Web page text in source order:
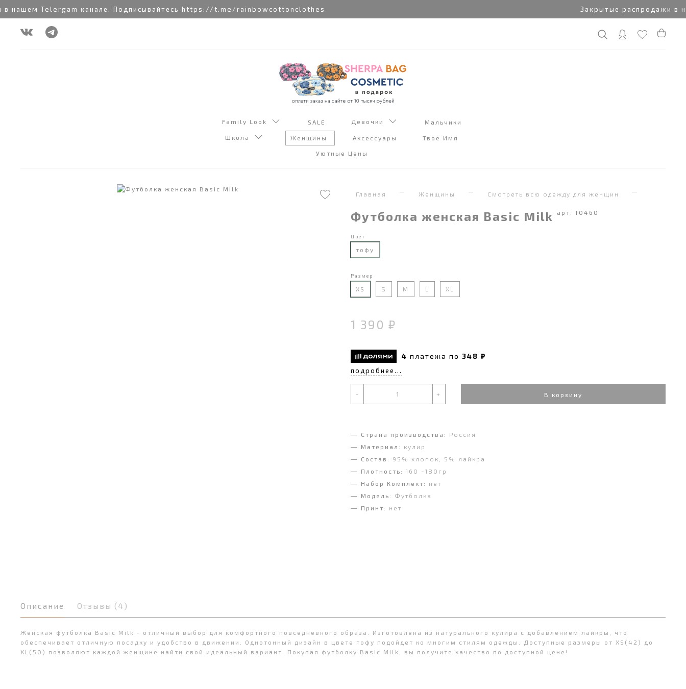
нашем Telergam канале. Подписывайтесь https://t.me/rainbowcottonclothes Закрытые распродажи в
Family Look SALE Девочки Мальчики
Школа Женщины Аксессуары Твое Имя
Уютные Цены
Главная Женщины Смотреть всю одежду для женщин
Футболка женская Basic Milk арт. f0460
Цвет
тофу
Размер
XS S M L XL
1 390 ₽
4 платежа по 348 ₽
подробнее...
- + В корзину
Страна производства:
Россия
Материал:
кулир
Состав:
95% хлопок, 5% лайкра
Плотность: 160 -180гр
Набор Комплект:
нет
Модель:
Футболка
Принт:
нет
Описание Отзывы (4)
Женская футболка Basic Milk - отличный выбор для комфортного повседневного образа. Изготовлена из натурального кулира с добавлением лайкры, что
обеспечивает отличную посадку и удобство в движении. Однотонный дизайн в цвете тофу подойдет ко многим стилям одежды. Доступные размеры от XS(42) до
XL(50) позволяют каждой женщине найти свой идеальный вариант. Покупая футболку Basic Milk, вы получите качество по доступной цене!